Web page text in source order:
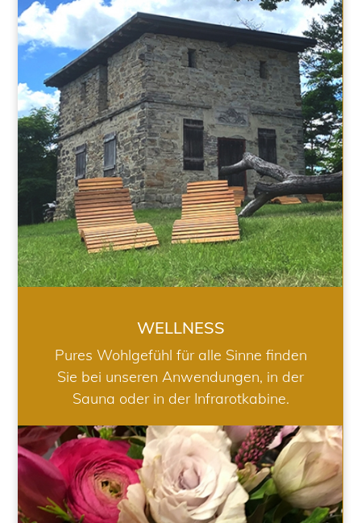
WELLNESS
WELLNESS
Pures Wohlgefühl für alle Sinne finden
Sie bei unseren Anwendungen, in der
Sauna oder in der Infrarotkabine.